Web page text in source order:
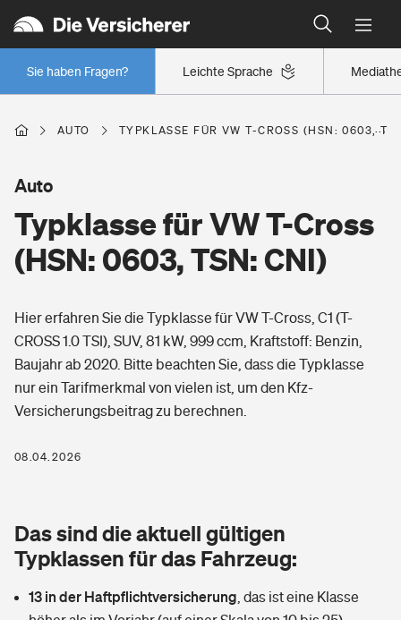
Leichte Sprache
Sie haben Fragen?
Wer versichert was: Jetzt Versicherer finden
Regionalklassen: So ist Ihre Region eingestuft
Wer versichert was: Jetzt Versicherer finden
Berufsunfähigkeitsversicherung
Erwerbsunfähigkeitsversicherung
Grundfähigkeitsversicherung
Arbeitsrechtsschutz
Berufshaftpflichtversicherung
Zur Übersicht
Tools
Wohnen
Glasversicherung
Freizeit
Pri­vate Haft­pflicht­
Kinderunfall­ver­si­che­rung
Kinderinvalidität
Gesundheit
Private Krankenversicherung
Dread-Disease-Versicherung
Tierkrankenversicherung
AUTO TYPKLASSE FÜR VW T-CROSS (HSN: 0603,
Typklasse für VW T-Cross
(HSN: 0603, TSN: CNI)
Auto
Hier erfahren Sie die Typklasse für VW T-Cross, C1 (T-
CROSS 1.0 TSI), SUV, 81 kW, 999 ccm, Kraftstoff: Benzin,
Baujahr ab 2020. Bitte beachten Sie, dass die Typklasse
nur ein Tarifmerkmal von vielen ist, um den Kfz-
Versicherungsbeitrag zu berechnen.
08.04.2026
Das sind die aktuell gültigen
Typklassen für das Fahrzeug:
13 in der Haftpflichtversicherung das ist eine Klasse